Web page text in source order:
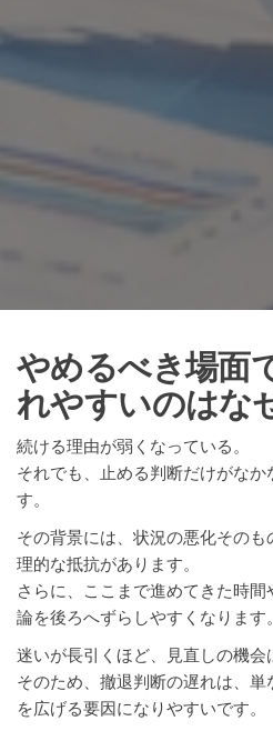
やめるべき場面
れやすいのはな
続ける理由が弱くなっている。
それでも、止める判断だけがなか
す。
その背景には、状況の悪化その
理的な抵抗があります。
さらに、ここまで進めてきた時
論を後ろへずらしやすくなります。
迷いが長引くほど、見直しの機会
そのため、撤退判断の遅れは、
を広げる要因になりやすいです。